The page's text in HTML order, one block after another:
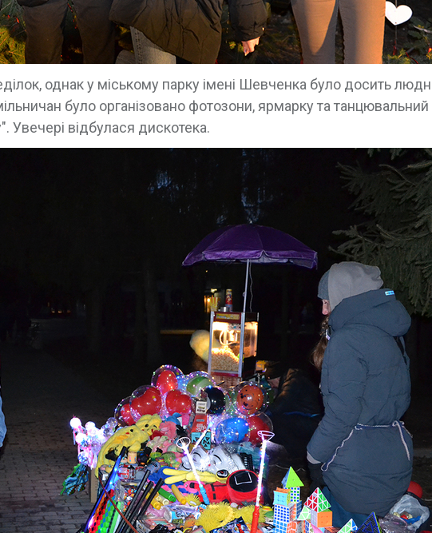
однак у міському парку імені Шевченка було досить
було організовано фотозони, ярмарку та танцювальний
Увечері відбулася дискотека.